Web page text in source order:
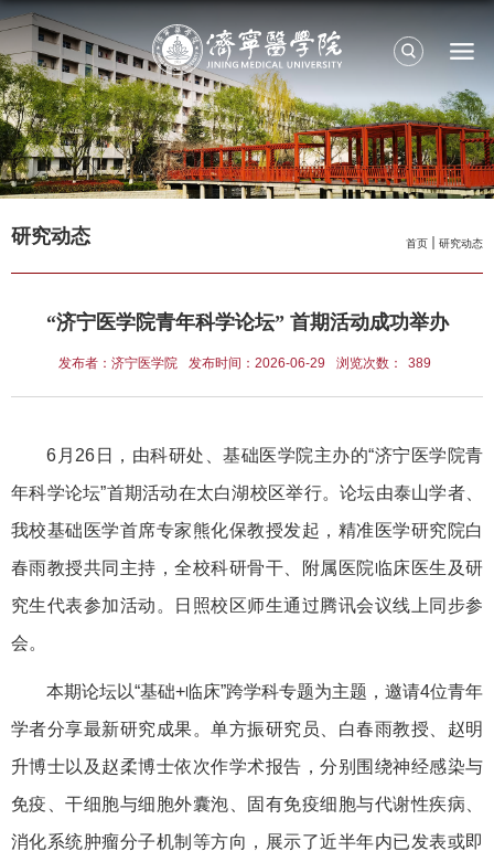
首页 研究动态
研究动态
“济宁医学院青年科学论坛” 首期活动成功举办
发布者：济宁医学院 发布时间：2026-06-29 浏览次数： 389
6月26日，由科研处、基础医学院主办的“济宁医学院青
年科学论坛”首期活动在太白湖校区举行。论坛由泰山学者、
我校基础医学首席专家熊化保教授发起，精准医学研究院白
春雨教授共同主持，全校科研骨干、附属医院临床医生及研
究生代表参加活动。日照校区师生通过腾讯会议线上同步参
会。
本期论坛以“基础+临床”跨学科专题为主题，邀请4位青年
学者分享最新研究成果。单方振研究员、白春雨教授、赵明
升博士以及赵柔博士依次作学术报告，分别围绕神经感染与
免疫、干细胞与细胞外囊泡、固有免疫细胞与代谢性疾病、
消化系统肿瘤分子机制等方向，展示了近半年内已发表或即